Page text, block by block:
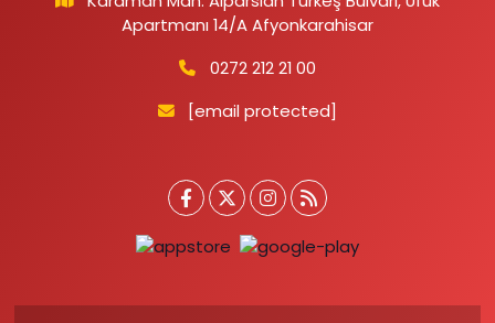
Apartmanı 14/A Afyonkarahisar
0272 212 21 00
[email protected]